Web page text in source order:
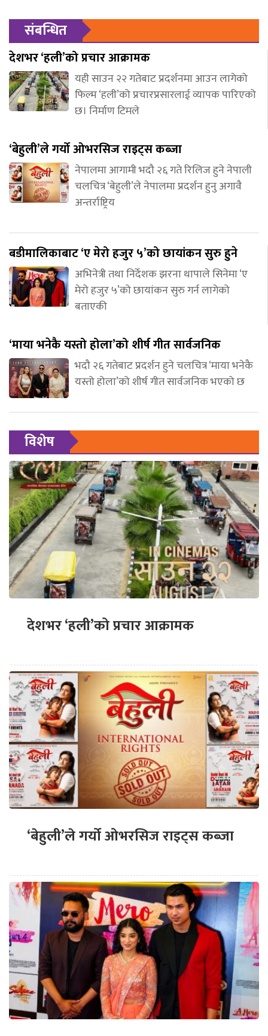
संबन्धित
देशभर ‘हली’को प्रचार आक्रामक
यही साउन २२ गतेबाट प्रदर्शनमा आउन लागेको
फिल्म ‘हली’को प्रचारप्रसारलाई व्यापक पारिएको
छ। निर्माण टिमले
‘बेहुली’ले गर्यो ओभरसिज राइट्स कब्जा
नेपालमा आगामी भदौ २६ गते रिलिज हुने नेपाली
चलचित्र ‘बेहुली’ले नेपालमा प्रदर्शन हुनु अगावै
अन्तर्राष्ट्रिय
बडीमालिकाबाट ‘ए मेरो हजुर ५’को छायांकन सुरु हुने
अभिनेत्री तथा निर्देशक झरना थापाले सिनेमा ‘ए
मेरो हजुर ५’को छायांकन सुरु गर्न लागेको
बताएकी
‘माया भनेकै यस्तो होला’को शीर्ष गीत सार्वजनिक
भदौ २६ गतेबाट प्रदर्शन हुने चलचित्र ‘माया भनेकै
यस्तो होला’को शीर्ष गीत सार्वजनिक भएको छ
विशेष
देशभर ‘हली’को प्रचार आक्रामक
‘बेहुली’ले गर्यो ओभरसिज राइट्स कब्जा